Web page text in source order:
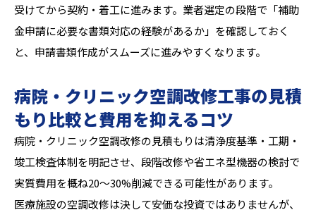
受けてから契約・着工に進みます。業者選定の段階で「補助
金申請に必要な書類対応の経験があるか」を確認しておく
と、申請書類作成がスムーズに進みやすくなります。
病院・クリニック空調改修工事の見積
もり比較と費用を抑えるコツ
病院・クリニック空調改修の見積もりは清浄度基準・工期・
竣工検査体制を明記させ、段階改修や省エネ型機器の検討で
実質費用を概ね20〜30%削減できる可能性があります。
医療施設の空調改修は決して安価な投資ではありませんが、